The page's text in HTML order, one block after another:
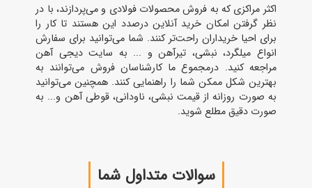
اکثر مراکزی که به فروش محصولات فولادی و می‌پردازند، با در
نظر گرفتن امکان خرید آنلاین درصدد این هستند تا کار را
برای احیا خریداران راحت‌تر کنند. شما می‌توانید برای سفارش
انواع میلگرد، نبشی، تیرآهن و ... به سایت دیجی آهن
مراجعه کنید. درمجموع ما کارشناسان فروش می‌توانند به
بهترین شکل ممکن شما را راهنمایی کنند. همچنین می‌توانید
به ‌صورت روزانه از قیمت نبشی، ناودانی، قوطی آهن و... به
‌صورت دقیق مطلع شوید.
سوالات متداول شما